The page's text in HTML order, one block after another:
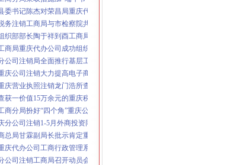
务注销工商局与市检察院共同研究加行政执法与刑事司法衔接工作
织部部长陶于祥到酉工商局重庆公司注销调研非公建工作
商局重庆代办公司成功组织农村经纪人培训
公司注销局全面推行基层工商所纪检监察员制度
庆公司注销大力提高电子商务巡查效率
庆营业执照注销龙门浩所查获2424听冒王老吉
获一价值15万余元的重庆税务注销涉嫌销售无中文标签进口葡萄酒案件
商分局扮好“四个角”重庆公司注销净化旅游环境
分公司注销1-5月外商投资同比大幅增长
总局甘霖副局长批示肯定重庆推动媒体自律严把广告发布关的重庆税务注销做法
庆代办公司工商行政管理系统第二片区地理标志保护研讨会在丰都召开
公司注销工商局召开动员会全面启动教育美容促销广告整
商分局“三联动”重庆税务注销促进企业信用体系建设成效显著